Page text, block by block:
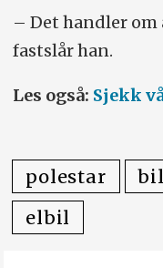
– Det handler
fastslår han.
Les også: Sjekk
polestar
elbil